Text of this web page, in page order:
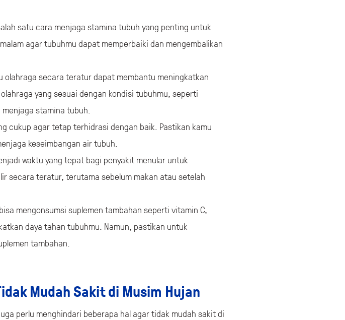
satu cara menjaga stamina tubuh yang penting untuk
agar tubuhmu dapat memperbaiki dan mengembalikan
olahraga secara teratur dapat membantu meningkatkan
yang sesuai dengan kondisi tubuhmu, seperti
stamina tubuh.
cukup agar tetap terhidrasi dengan baik. Pastikan kamu
keseimbangan air tubuh.
waktu yang tepat bagi penyakit menular untuk
secara teratur, terutama sebelum makan atau setelah
mengonsumsi suplemen tambahan seperti vitamin C,
daya tahan tubuhmu. Namun, pastikan untuk
tambahan.
Mudah Sakit di Musim Hujan
perlu menghindari beberapa hal agar tidak mudah sakit di